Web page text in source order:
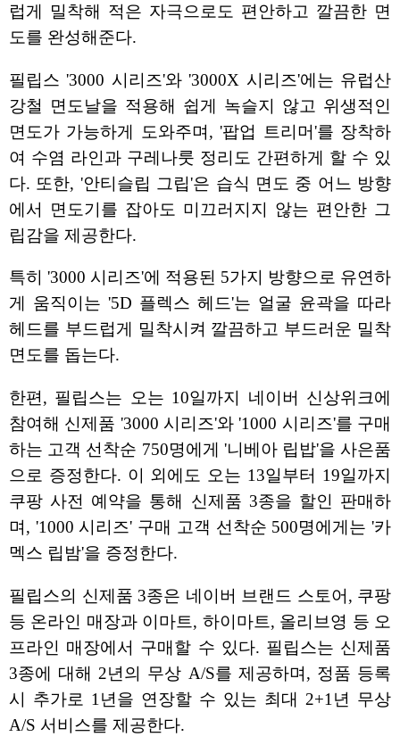
럽게 밀착해 적은 자극으로도 편안하고 깔끔한 면
도를 완성해준다.
필립스 '3000 시리즈'와 '3000X 시리즈'에는 유럽산
강철 면도날을 적용해 쉽게 녹슬지 않고 위생적인
면도가 가능하게 도와주며, '팝업 트리머'를 장착하
여 수염 라인과 구레나룻 정리도 간편하게 할 수 있
다. 또한, '안티슬립 그립'은 습식 면도 중 어느 방향
에서 면도기를 잡아도 미끄러지지 않는 편안한 그
립감을 제공한다.
특히 '3000 시리즈'에 적용된 5가지 방향으로 유연하
게 움직이는 '5D 플렉스 헤드'는 얼굴 윤곽을 따라
헤드를 부드럽게 밀착시켜 깔끔하고 부드러운 밀착
면도를 돕는다.
한편, 필립스는 오는 10일까지 네이버 신상위크에
참여해 신제품 '3000 시리즈'와 '1000 시리즈'를 구매
하는 고객 선착순 750명에게 '니베아 립밥'을 사은품
으로 증정한다. 이 외에도 오는 13일부터 19일까지
쿠팡 사전 예약을 통해 신제품 3종을 할인 판매하
며, '1000 시리즈' 구매 고객 선착순 500명에게는 '카
멕스 립밤'을 증정한다.
필립스의 신제품 3종은 네이버 브랜드 스토어, 쿠팡
등 온라인 매장과 이마트, 하이마트, 올리브영 등 오
프라인 매장에서 구매할 수 있다. 필립스는 신제품
3종에 대해 2년의 무상 A/S를 제공하며, 정품 등록
시 추가로 1년을 연장할 수 있는 최대 2+1년 무상
A/S 서비스를 제공한다.